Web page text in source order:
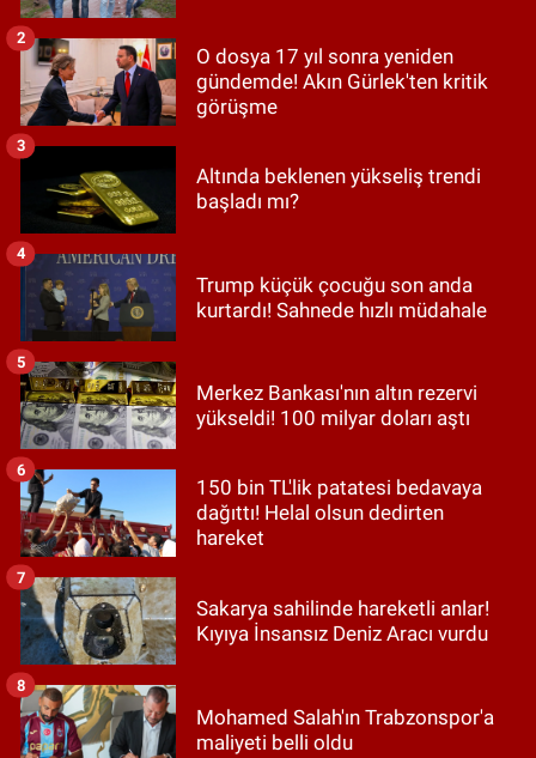
O dosya 17 yıl sonra yeniden
gündemde! Akın Gürlek'ten kritik
görüşme
2
Altında beklenen yükseliş trendi
başladı mı?
3
Trump küçük çocuğu son anda
kurtardı! Sahnede hızlı müdahale
4
Merkez Bankası'nın altın rezervi
yükseldi! 100 milyar doları aştı
5
150 bin TL'lik patatesi bedavaya
dağıttı! Helal olsun dedirten
hareket
6
Sakarya sahilinde hareketli anlar!
Kıyıya İnsansız Deniz Aracı vurdu
7
Mohamed Salah'ın Trabzonspor'a
maliyeti belli oldu
8